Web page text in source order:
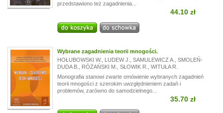
przedstawiono też zagadnienia...
44.10 zł
Wybrane zagadnienia teorii mnogości.
HOŁUBOWSKI W.
LUDEW J. SAMULEWICZ A.
SMOLEŃ-
DUDA B.
RÓŻAŃSKI M. SŁOWIK R.
WITUŁA R.
Monografia stanowi zwarte omówienie wybranych zagadnień
teorii mnogości z szerokim uwzględnieniem zadań i
problemów, zarówno do samodzielnego...
35.70 zł